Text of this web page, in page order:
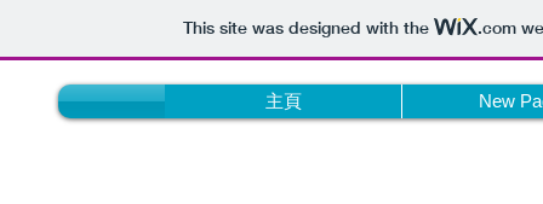
This site was designed with the .com
主頁 New